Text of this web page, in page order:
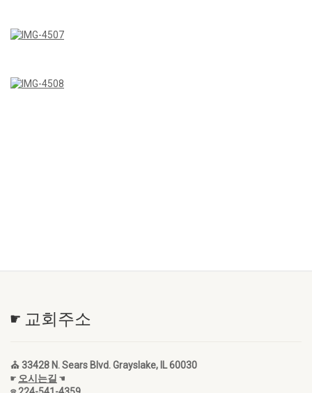
☛ 교회주소
⛪ 33428 N. Sears Blvd. Grayslake, IL 60030
☛ 오시는길 ☚